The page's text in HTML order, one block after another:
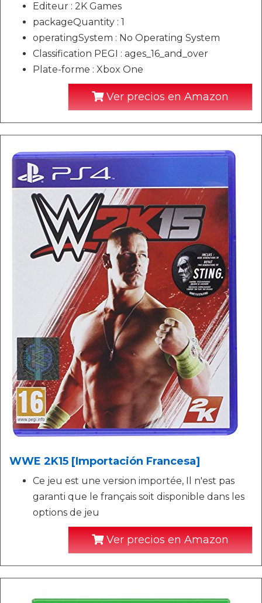
Editeur : 2K Games
packageQuantity : 1
operatingSystem : No Operating System
Classification PEGI : ages_16_and_over
Plate-forme : Xbox One
Ver precios en Amazon
WWE 2K15 [Importación Francesa]
Ce jeu est une version importée, Il n'est pas
garanti que le français soit disponible dans les
options de jeu
Ver precios en Amazon